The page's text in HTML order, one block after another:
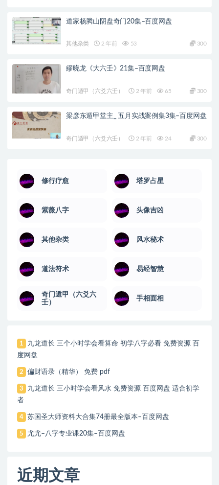
道家杨腾山阴盘奇门20集–百度网盘
其他杂类 2 年前 53 300
繆晓龙《大六壬》21集–百度网盘
奇门遁甲（六爻六壬） 2 年前 65 300
梁彦东遁甲堂主_ 五月实战案例集3集–百度网盘
奇门遁甲（六爻六壬） 2 年前 24 300
修行疗愈 塔罗占星
紫薇八字 头像吉凶
其他杂类 风水秘术
道法符术 易经智慧
奇门遁甲（六爻六
壬）
手相面相
1
九龙道长 三个小时学会看算命 初学八字必看 免费资源 百
度网盘
2 偏财语录（精华） 免费 pdf
3
九龙道长 三小时学会看风水 免费资源 百度网盘 适合初学
者
4 苏国圣大师资料大合集74册最全版本–百度网盘
5 尤尤–八字专业课20集–百度网盘
近期文章